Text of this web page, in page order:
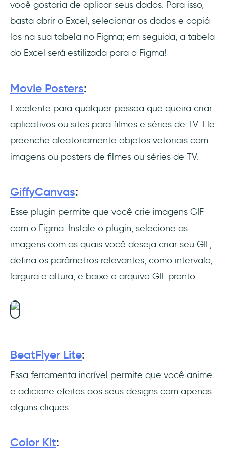
você gostaria de aplicar seus dados. Para isso,
basta abrir o Excel, selecionar os dados e copiá-
los na sua tabela no Figma; em seguida, a tabela
do Excel será estilizada para o Figma!
Movie Posters:
Excelente para qualquer pessoa que queira criar
aplicativos ou sites para filmes e séries de TV. Ele
preenche aleatoriamente objetos vetoriais com
imagens ou posters de filmes ou séries de TV.
GiffyCanvas:
Esse plugin permite que você crie imagens GIF
com o Figma. Instale o plugin, selecione as
imagens com as quais você deseja criar seu GIF,
defina os parâmetros relevantes, como intervalo,
largura e altura, e baixe o arquivo GIF pronto.
BeatFlyer Lite:
Essa ferramenta incrível permite que você anime
e adicione efeitos aos seus designs com apenas
alguns cliques.
Color Kit: